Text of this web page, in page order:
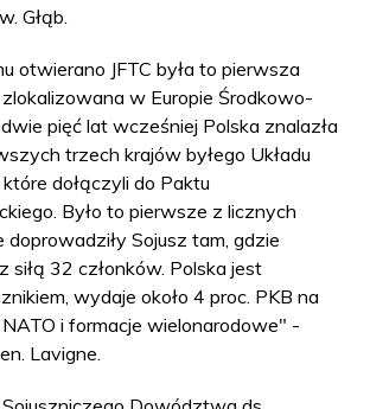
Głąb.
otwierano JFTC była to pierwsza
w Europie Środkowo-
pięć lat wcześniej Polska znalazła
trzech krajów byłego Układu
dołączyli do Paktu
Było to pierwsze z licznych
Sojusz tam, gdzie
siłą 32 członków. Polska jest
wydaje około 4 proc. PKB na
i formacje wielonarodowe" -
Lavigne.